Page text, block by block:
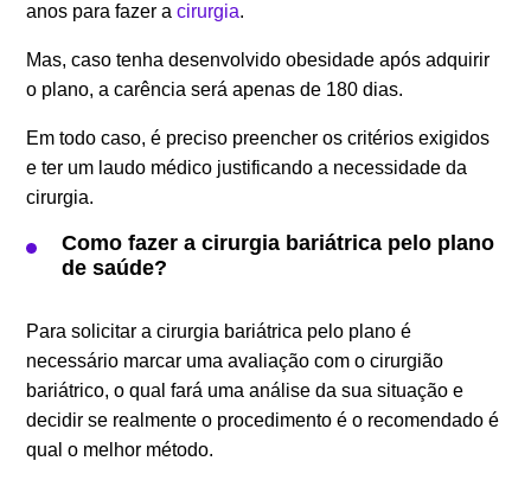
anos para fazer acirurgia.
Mas, caso tenha desenvolvido obesidade após adquirir
o plano, a carência será apenas de 180 dias.
Em todo caso, é preciso preencher os critérios exigidos
e ter um laudo médico justificando a necessidade da
cirurgia.
Como fazer a cirurgia bariátrica pelo plano
de saúde?
Para solicitar a cirurgia bariátrica pelo plano é
necessário marcar uma avaliação com o cirurgião
bariátrico, o qual fará uma análise da sua situação e
decidir se realmente o procedimento é o recomendado é
qual o melhor método.